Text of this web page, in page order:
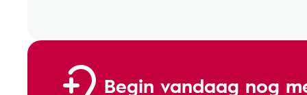
Begin vandaag nog